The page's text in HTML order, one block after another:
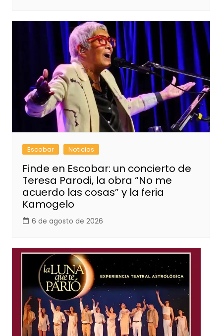
Escobar Noticias
Finde en Escobar: un concierto de
Teresa Parodi, la obra “No me
acuerdo las cosas” y la feria
Kamogelo
6 de agosto de 2026